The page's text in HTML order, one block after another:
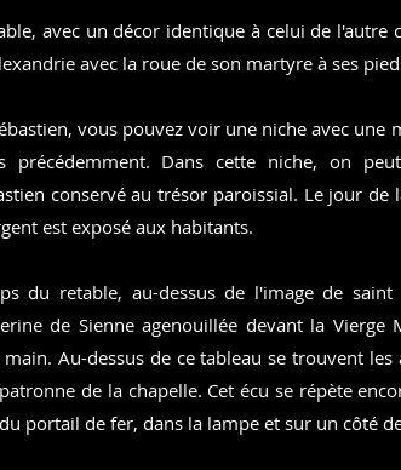
avec un décor identique à celui de l'autre
avec la roue de son martyre à ses
vous pouvez voir une niche avec une
précédemment. Dans cette niche, on
conservé au trésor paroissial. Le jour de
est exposé aux habitants.
du retable, au-dessus de l'image de
de Sienne agenouillée devant la Vierge
Au-dessus de ce tableau se trouvent les
de la chapelle. Cet écu se répète
portail de fer, dans la lampe et sur un côté